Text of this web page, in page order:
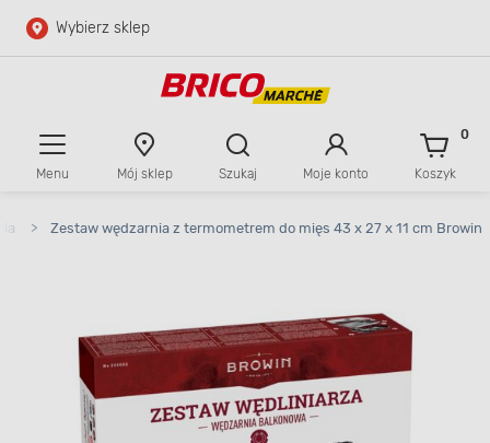
Przejdź do głównej zawartości
Wybierz sklep
Menu Mój sklep Szukaj Moje konto Koszyk
0
> Zestaw wędzarnia z termometrem do mięs 43 x 27 x 11 cm Browin